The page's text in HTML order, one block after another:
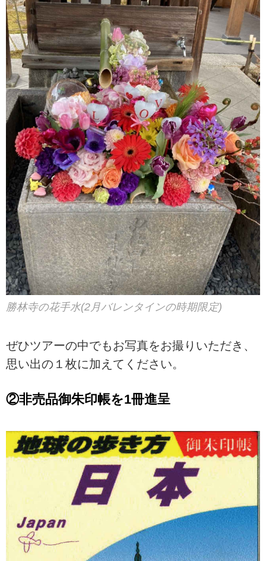
勝林寺の花手水(2月バレンタインの時期限定)
ぜひツアーの中でもお写真をお撮りいただき、
思い出の１枚に加えてください。
②非売品御朱印帳を1冊進呈